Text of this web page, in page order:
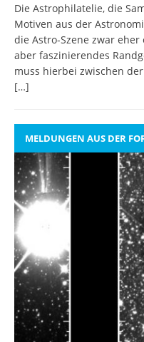
Die Astrophilatelie, die
Motiven aus der
die Astro-Szene zwar
aber faszinierendes
muss hierbei zwischen
[…]
MELDUNGEN AUS DER